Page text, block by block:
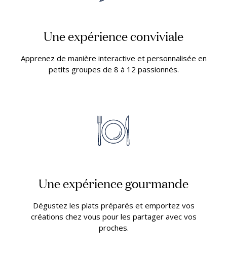
Une expérience conviviale
Apprenez de manière interactive et personnalisée en
petits groupes de 8 à 12 passionnés.
Une expérience gourmande
Dégustez les plats préparés et emportez vos
créations chez vous pour les partager avec vos
proches.